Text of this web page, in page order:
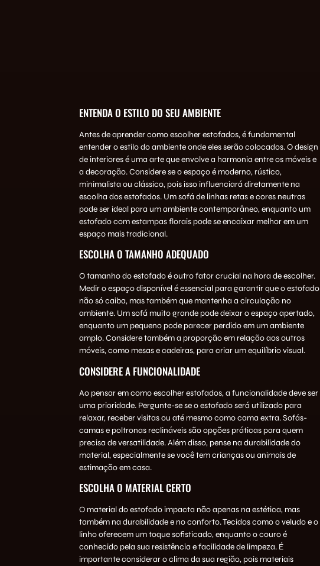
ENTENDA O ESTILO DO SEU AMBIENTE
Antes de aprender como escolher estofados, é fundamental
entender o estilo do ambiente onde eles serão colocados. O design
de interiores é uma arte que envolve a harmonia entre os móveis e
a decoração. Considere se o espaço é moderno, rústico,
minimalista ou clássico, pois isso influenciará diretamente na
escolha dos estofados. Um sofá de linhas retas e cores neutras
pode ser ideal para um ambiente contemporâneo, enquanto um
estofado com estampas florais pode se encaixar melhor em um
espaço mais tradicional.
ESCOLHA O TAMANHO ADEQUADO
O tamanho do estofado é outro fator crucial na hora de escolher.
Medir o espaço disponível é essencial para garantir que o estofado
não só caiba, mas também que mantenha a circulação no
ambiente. Um sofá muito grande pode deixar o espaço apertado,
enquanto um pequeno pode parecer perdido em um ambiente
amplo. Considere também a proporção em relação aos outros
móveis, como mesas e cadeiras, para criar um equilíbrio visual.
CONSIDERE A FUNCIONALIDADE
Ao pensar em como escolher estofados, a funcionalidade deve ser
uma prioridade. Pergunte-se se o estofado será utilizado para
relaxar, receber visitas ou até mesmo como cama extra. Sofás-
camas e poltronas reclináveis são opções práticas para quem
precisa de versatilidade. Além disso, pense na durabilidade do
material, especialmente se você tem crianças ou animais de
estimação em casa.
ESCOLHA O MATERIAL CERTO
O material do estofado impacta não apenas na estética, mas
também na durabilidade e no conforto. Tecidos como o veludo e o
linho oferecem um toque sofisticado, enquanto o couro é
conhecido pela sua resistência e facilidade de limpeza. É
importante considerar o clima da sua região, pois materiais